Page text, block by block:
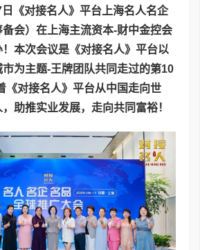
日 《对接名人》 平台 上海名人名企
备会） 在上海主流资本-财中金控会
！ 本次会议是 《对接名人》平台以
市为主题-王牌团队共同走过的第10
《对接名人》 平台从中国走向世
助推实业发展，走向共同富裕！